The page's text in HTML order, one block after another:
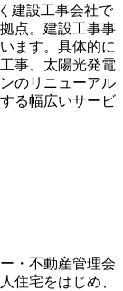
建設工事会社で
点。建設工事事
ます。具体的に
事、太陽光発電
のリニューアル
る幅広いサービ
・不動産管理会
住宅をはじめ、